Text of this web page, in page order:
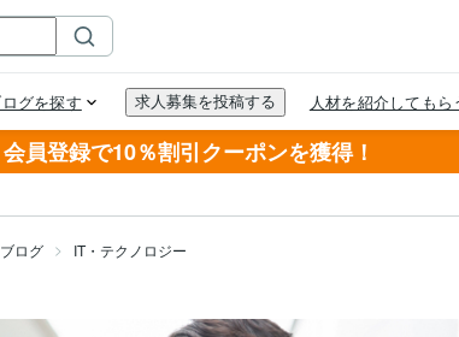
会員登録で10％割引クーポンを獲得！
ブログ IT・テクノロジー